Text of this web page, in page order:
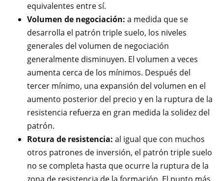
equivalentes entre sí.
Volumen de negociación: a medida que se
desarrolla el patrón triple suelo, los niveles
generales del volumen de negociación
generalmente disminuyen. El volumen a veces
aumenta cerca de los mínimos. Después del
tercer mínimo, una expansión del volumen en el
aumento posterior del precio y en la ruptura de la
resistencia refuerza en gran medida la solidez del
patrón.
Rotura de resistencia: al igual que con muchos
otros patrones de inversión, el patrón triple suelo
no se completa hasta que ocurre la ruptura de la